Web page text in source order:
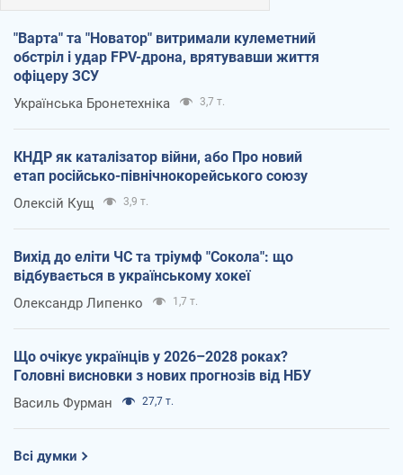
"Варта" та "Новатор" витримали кулеметний
обстріл і удар FPV-дрона, врятувавши життя
офіцеру ЗСУ
Українська Бронетехніка 3,7 т.
КНДР як каталізатор війни, або Про новий
етап російсько-північнокорейського союзу
Олексій Кущ 3,9 т.
Вихід до еліти ЧС та тріумф "Сокола": що
відбувається в українському хокеї
Олександр Липенко 1,7 т.
Що очікує українців у 2026–2028 роках?
Головні висновки з нових прогнозів від НБУ
Василь Фурман 27,7 т.
Всі думки